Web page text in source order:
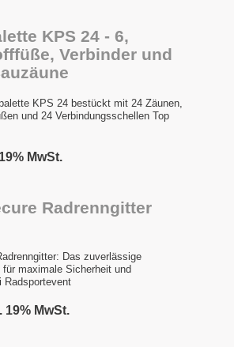
KPS 24 - 6,
Verbinder und
KPS 24 bestückt mit 24 Zäunen,
und 24 Verbindungsschellen Top
MwSt.
Radrenngitter
Das zuverlässige
maximale Sicherheit und
Radsportevent
19% MwSt.